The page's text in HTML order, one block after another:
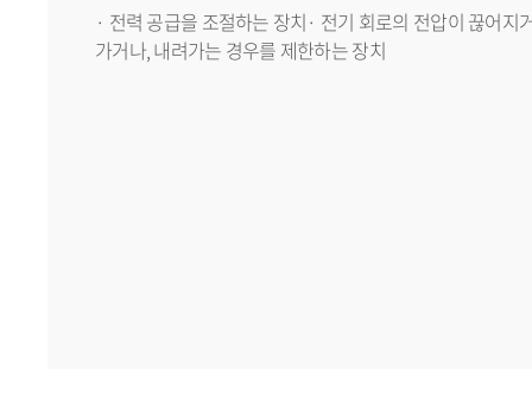
​· 전력 공급을 조절하는 장치 ​· 전기 회로의 전압이 끊어지
가거나, 내려가는 경우를 제한하는 장치